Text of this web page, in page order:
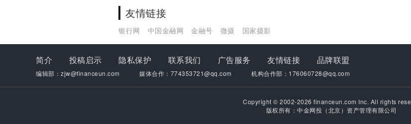
友情链接
银行网 中国金融网 金融号 微摄 国家摄影
简介 投稿启示 隐私保护 联系我们 广告服务 友情链接 品牌联盟
编辑部：zjw@financeun.com 媒体合作：774353721@qq.com 机构合作部：176060728@qq.com
Copyright © 2002-2026 financeun.com Inc. All rights
版权所有：中金网投（北京）资产管理有限公司